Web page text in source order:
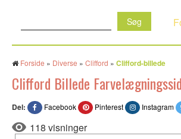
Forside » Diverse » Clifford » Clifford-billede
Clifford Billede
Del: Facebook Pinterest Instagram
118 visninger